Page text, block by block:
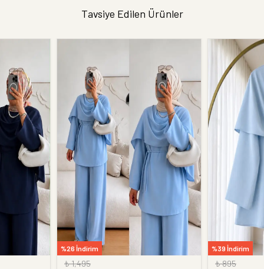
Tavsiye Edilen Ürünler
%26 İndirim
₺ 1,495
%39 İndirim
₺ 895